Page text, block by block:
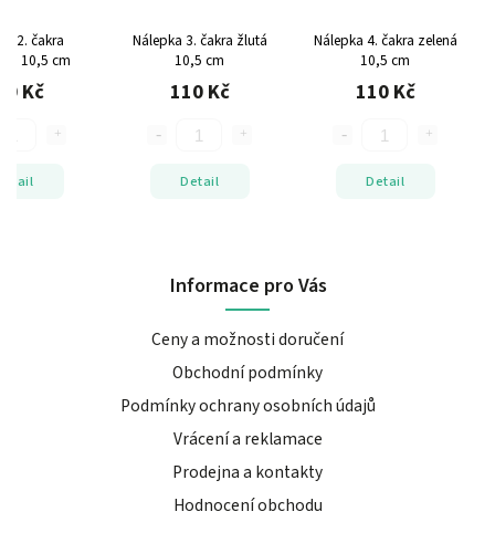
2. čakra
10,5 cm
Kč
Nálepka 3. čakra žlutá
10,5 cm
110 Kč
Detail
Nálepka 4. čakra zelená
10,5 cm
110 Kč
Detail
Informace pro Vás
Ceny a možnosti doručení
Obchodní podmínky
Podmínky ochrany osobních údajů
Vrácení a reklamace
Prodejna a kontakty
Hodnocení obchodu